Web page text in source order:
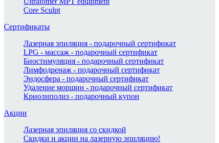
Core Sculpt
Сертификаты
Лазерная эпиляция - подарочный сертификат
LPG - массаж - подарочный сертификат
Биостимуляция - подарочный сертификат
Лимфодренаж - подарочный сертификат
Эндосфера - подарочный сертификат
Удаление морщин - подарочный сертификат
Криолиполиз - подарочный купон
Акции
Лазерная эпиляция со скидкой
Скидки и акции на лазерную эпиляцию!